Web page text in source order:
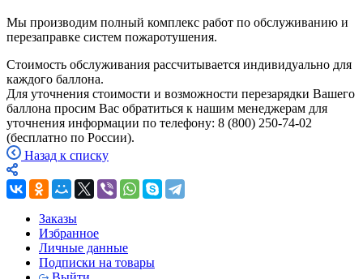
Мы производим полный комплекс работ по обслуживанию и
перезаправке систем пожаротушения.
Стоимость обслуживания рассчитывается индивидуально для
каждого баллона.
Для уточнения стоимости и возможности перезарядки Вашего
баллона просим Вас обратиться к нашим менеджерам для
уточнения информации по телефону: 8 (800) 250-74-02
(бесплатно по России).
Назад к списку
Заказы
Избранное
Личные данные
Подписки на товары